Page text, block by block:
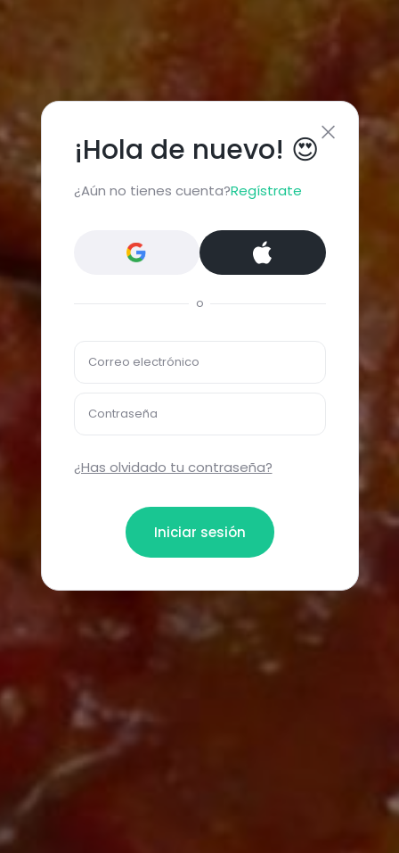
¡Hola de nuevo! 😍
¿Aún no tienes cuenta?Regístrate
o
Correo electrónico
Contraseña
¿Has olvidado tu contraseña?
Iniciar sesión